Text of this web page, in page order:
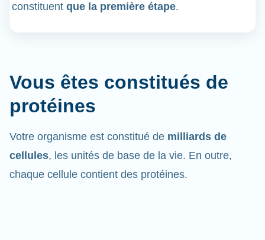
constituent que la première étape.
Vous êtes constitués de
protéines
Votre organisme est constitué de milliards de
cellules, les unités de base de la vie. En outre,
chaque cellule contient des protéines.